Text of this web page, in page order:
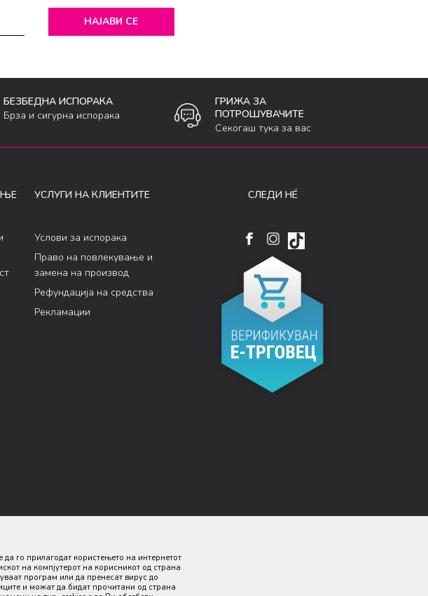
НАЈАВИ СЕ
БЕЗБЕДНА ИСПОРАКА
Брза и сигурна испорака
ГРИЖА ЗА
ПОТРОШУВАЧИТЕ
Секогаш тука за вас
УСЛУГИ НА КЛИЕНТИТЕ
Услови за испорака
Право на повлекување и
замена на производ
Рефундација на средства
Рекламации
СЛЕДИ НÉ
го прилагодат користењето на интернетот
на компјутерот на корисникот од страна
програм или да пренесат вирус до
и можат да бидат прочитани од страна